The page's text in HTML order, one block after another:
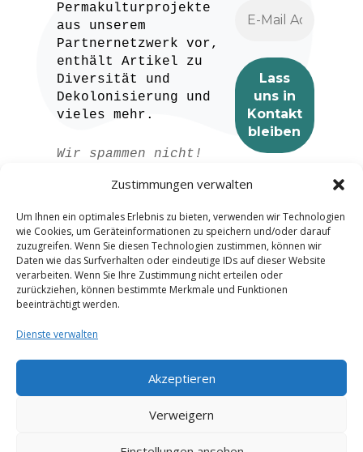
Zustimmungen verwalten
Um Ihnen ein optimales Erlebnis zu bieten, verwenden wir Technologien
wie Cookies, um Geräteinformationen zu speichern und/oder darauf
zuzugreifen. Wenn Sie diesen Technologien zustimmen, können wir
Daten wie das Surfverhalten oder eindeutige IDs auf dieser Website
verarbeiten. Wenn Sie Ihre Zustimmung nicht erteilen oder
zurückziehen, können bestimmte Merkmale und Funktionen
beeinträchtigt werden.
Dienste verwalten
Akzeptieren
Verweigern
Permakulturprojekte
aus unserem
Partnernetzwerk vor,
enthält Artikel zu
Diversität und
Dekolonisierung und
vieles mehr.
Wir spammen nicht!
Datenschutzerklärung
Informationen.